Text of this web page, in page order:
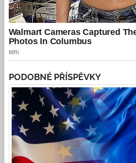
PODOBNÉ PŘÍSPĚVKY